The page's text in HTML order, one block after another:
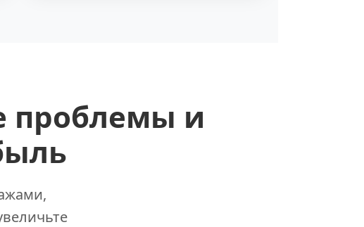
проблемы и